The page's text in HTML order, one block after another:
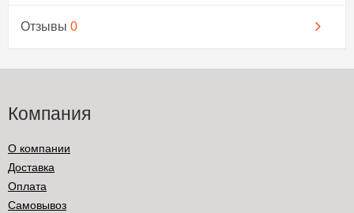
Отзывы 0
Компания
О компании
Доставка
Оплата
Самовывоз